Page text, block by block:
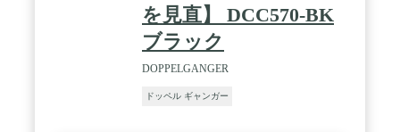
を見直】 DCC570-BK
ブラック
DOPPELGANGER
ドッペル ギャンガー